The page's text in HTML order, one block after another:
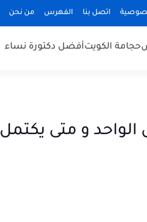
اتصل بنا الفهرس من نحن
حجامة الكويتأفضل دكتورة نساء
و متى يكتمل